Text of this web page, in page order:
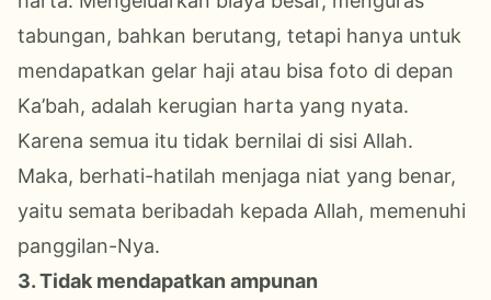
tabungan, bahkan berutang, tetapi hanya untuk
mendapatkan gelar haji atau bisa foto di depan
Ka’bah, adalah kerugian harta yang nyata.
Karena semua itu tidak bernilai di sisi Allah.
Maka, berhati-hatilah menjaga niat yang benar,
yaitu semata beribadah kepada Allah, memenuhi
panggilan-Nya.
3. Tidak mendapatkan ampunan